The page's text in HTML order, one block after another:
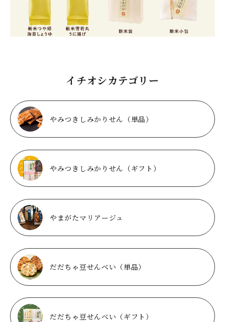
イチオシカテゴリー
やみつきしみかりせん（単品）
やみつきしみかりせん（ギフト）
やまがたマリアージュ
だだちゃ豆せんべい（単品）
だだちゃ豆せんべい（ギフト）